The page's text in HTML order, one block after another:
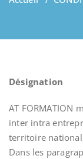
Désignation
AT FORMATION
inter intra
territoire
Dans les